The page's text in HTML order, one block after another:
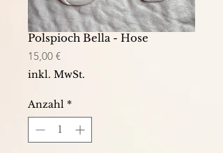
Polspioch Bella - Hose
15,00 €Preis
inkl. MwSt.
Anzahl *